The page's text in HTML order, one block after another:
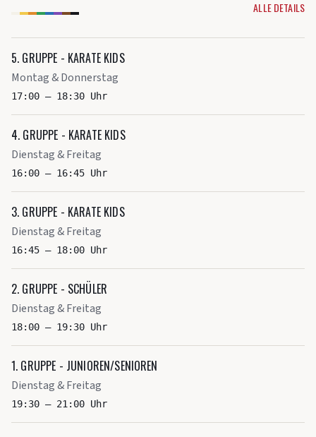
ALLE DETAILS
5. GRUPPE - KARATE KIDS
Montag & Donnerstag
17:00 – 18:30 Uhr
4. GRUPPE - KARATE KIDS
Dienstag & Freitag
16:00 – 16:45 Uhr
3. GRUPPE - KARATE KIDS
Dienstag & Freitag
16:45 – 18:00 Uhr
2. GRUPPE - SCHÜLER
Dienstag & Freitag
18:00 – 19:30 Uhr
1. GRUPPE - JUNIOREN/SENIOREN
Dienstag & Freitag
19:30 – 21:00 Uhr